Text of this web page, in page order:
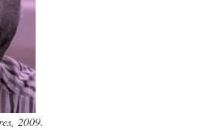
2009.